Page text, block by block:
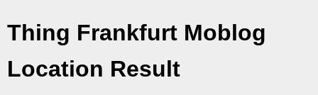
Thing Frankfurt Moblog
Location Result